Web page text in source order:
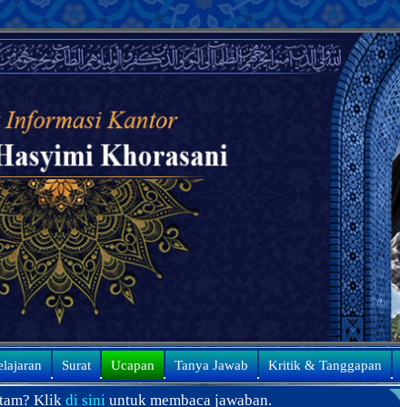
Surat Ucapan Tanya Jawab Kritik & Tanggapan
membaca jawaban.